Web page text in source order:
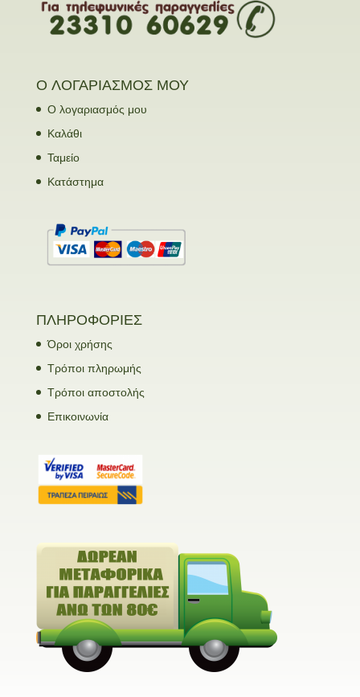
Ο ΛΟΓΑΡΙΑΣΜΟΣ ΜΟΥ
Ο λογαριασμός μου
Καλάθι
Ταμείο
Κατάστημα
ΠΛΗΡΟΦΟΡΙΕΣ
Όροι χρήσης
Τρόποι πληρωμής
Τρόποι αποστολής
Επικοινωνία